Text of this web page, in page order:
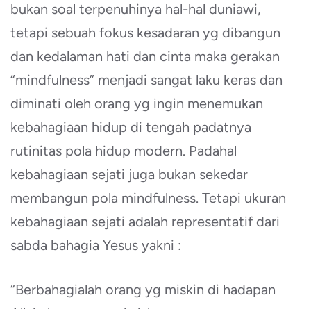
bukan soal terpenuhinya hal-hal duniawi,
tetapi sebuah fokus kesadaran yg dibangun
dan kedalaman hati dan cinta maka gerakan
“mindfulness” menjadi sangat laku keras dan
diminati oleh orang yg ingin menemukan
kebahagiaan hidup di tengah padatnya
rutinitas pola hidup modern. Padahal
kebahagiaan sejati juga bukan sekedar
membangun pola mindfulness. Tetapi ukuran
kebahagiaan sejati adalah representatif dari
sabda bahagia Yesus yakni :
“Berbahagialah orang yg miskin di hadapan